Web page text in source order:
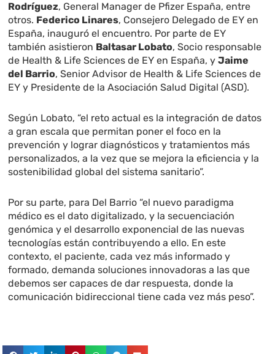
Rodríguez, General Manager de Pfizer España, entre
otros. Federico Linares, Consejero Delegado de EY en
España, inauguró el encuentro. Por parte de EY
también asistieron Baltasar Lobato, Socio responsable
de Health & Life Sciences de EY en España, yJaime
del Barrio, Senior Advisor de Health & Life Sciences de
EY y Presidente de la Asociación Salud Digital (ASD).
Según Lobato, “el reto actual es la integración de datos
a gran escala que permitan poner el foco en la
prevención y lograr diagnósticos y tratamientos más
personalizados, a la vez que se mejora la eficiencia y la
sostenibilidad global del sistema sanitario”.
Por su parte, para Del Barrio “el nuevo paradigma
médico es el dato digitalizado, y la secuenciación
genómica y el desarrollo exponencial de las nuevas
tecnologías están contribuyendo a ello. En este
contexto, el paciente, cada vez más informado y
formado, demanda soluciones innovadoras a las que
debemos ser capaces de dar respuesta, donde la
comunicación bidireccional tiene cada vez más peso”.